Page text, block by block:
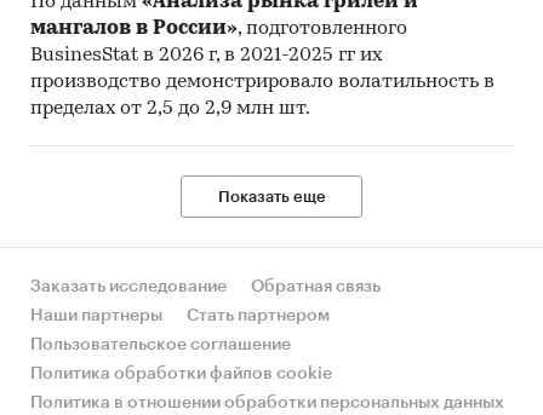
мангалов в России», подготовленного
BusinesStat в 2026 г, в 2021-2025 гг их
производство демонстрировало волатильность в
пределах от 2,5 до 2,9 млн шт.
Показать еще
Заказать исследование
Обратная связь
Наши партнеры
Стать партнером
Пользовательское соглашение
Политика обработки файлов cookie
Политика в отношении обработки персональных данных